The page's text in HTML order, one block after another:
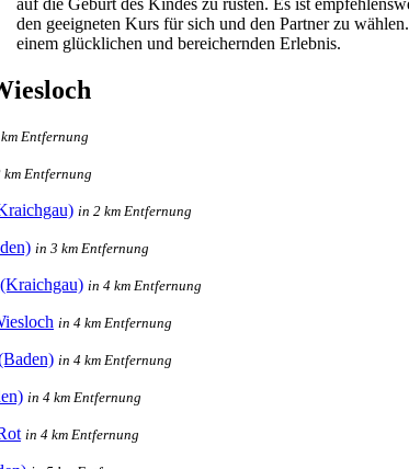
den geeigneten Kurs für sich und den Partner zu
einem glücklichen und bereichernden Erlebnis.
Entfernung
km Entfernung
in 2 km Entfernung
in 3 km Entfernung
in 4 km Entfernung
in 4 km Entfernung
in 4 km Entfernung
in 4 km Entfernung
in 4 km Entfernung